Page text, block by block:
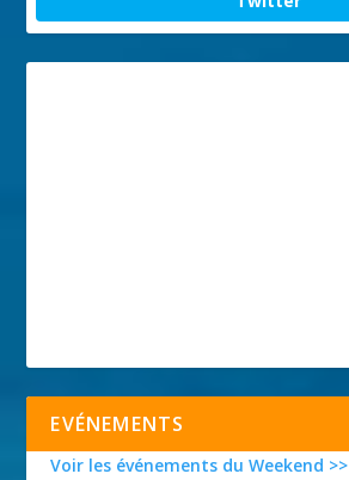
EVÉNEMENTS
Voir les événements du Weekend >>